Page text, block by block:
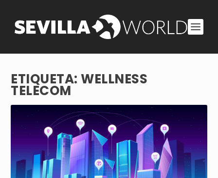
ETIQUETA:WELLNESS
TELECOM